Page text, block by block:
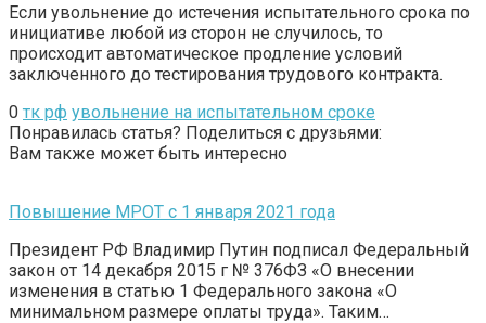
Если увольнение до истечения испытательного срока по
инициативе любой из сторон не случилось, то
происходит автоматическое продление условий
заключенного до тестирования трудового контракта.
0 тк рф увольнение на испытательном сроке
Понравилась статья? Поделиться с друзьями:
Вам также может быть интересно
Повышение МРОТ с 1 января 2021 года
Президент РФ Владимир Путин подписал Федеральный
закон от 14 декабря 2015 г № 376ФЗ «О внесении
изменения в статью 1 Федерального закона «О
минимальном размере оплаты труда». Таким…